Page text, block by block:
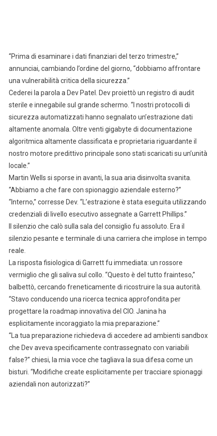
“Prima di esaminare i dati finanziari del terzo trimestre,”
annunciai, cambiando l’ordine del giorno, “dobbiamo affrontare
una vulnerabilità critica della sicurezza.”
Cederei la parola a Dev Patel. Dev proiettò un registro di audit
sterile e innegabile sul grande schermo. “I nostri protocolli di
sicurezza automatizzati hanno segnalato un’estrazione dati
altamente anomala. Oltre venti gigabyte di documentazione
algoritmica altamente classificata e proprietaria riguardante il
nostro motore predittivo principale sono stati scaricati su un’unità
locale.”
Martin Wells si sporse in avanti, la sua aria disinvolta svanita.
“Abbiamo a che fare con spionaggio aziendale esterno?”
“Interno,” corresse Dev. “L’estrazione è stata eseguita utilizzando
credenziali di livello esecutivo assegnate a Garrett Phillips.”
Il silenzio che calò sulla sala del consiglio fu assoluto. Era il
silenzio pesante e terminale di una carriera che implose in tempo
reale.
La risposta fisiologica di Garrett fu immediata: un rossore
vermiglio che gli saliva sul collo. “Questo è del tutto frainteso,”
balbettò, cercando freneticamente di ricostruire la sua autorità.
“Stavo conducendo una ricerca tecnica approfondita per
progettare la roadmap innovativa del CIO. Janina ha
esplicitamente incoraggiato la mia preparazione.”
“La tua preparazione richiedeva di accedere ad ambienti sandbox
che Dev aveva specificamente contrassegnato con variabili
false?” chiesi, la mia voce che tagliava la sua difesa come un
bisturi. “Modifiche create esplicitamente per tracciare spionaggi
aziendali non autorizzati?”